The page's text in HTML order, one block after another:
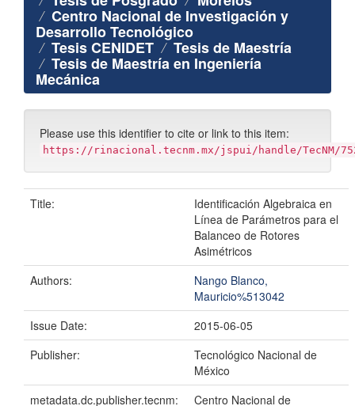
Centro Nacional de Investigación y
Desarrollo Tecnológico
Tesis CENIDET Tesis de Maestría
Tesis de Maestría en Ingeniería
Mecánica
Please use this identifier to cite or link to this item:
https://rinacional.tecnm.mx/jspui/handle/TecNM/
Title:
Identificación Algebraica en
Línea de Parámetros para el
Balanceo de Rotores
Asimétricos
Authors:
Nango Blanco,
Mauricio%513042
Issue Date:
2015-06-05
Publisher:
Tecnológico Nacional de
México
metadata.dc.publisher.tecnm:
Centro Nacional de